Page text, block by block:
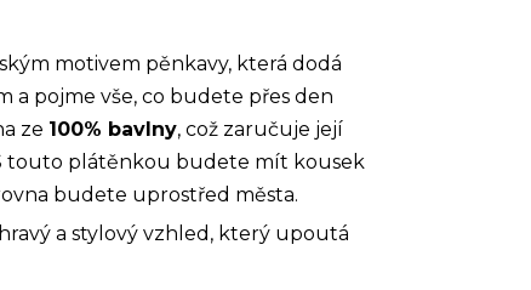
motivem pěnkavy, která dodá
pojme vše, co budete přes den
ze 100% bavlny, což zaručuje její
touto plátěnkou budete mít kousek
budete uprostřed města.
a stylový vzhled, který upoutá